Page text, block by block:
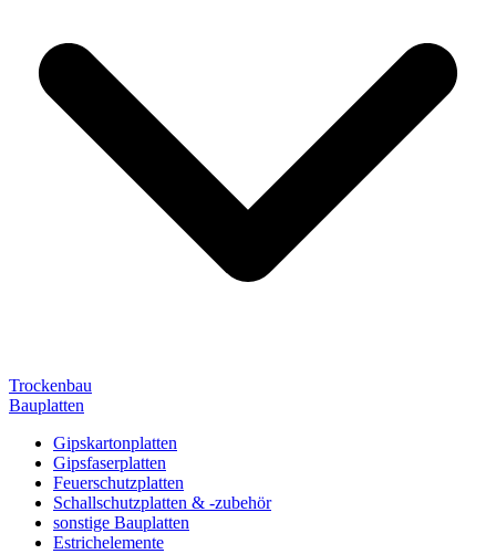
Trockenbau
Bauplatten
Gipskartonplatten
Gipsfaserplatten
Feuerschutzplatten
Schallschutzplatten & -zubehör
sonstige Bauplatten
Estrichelemente